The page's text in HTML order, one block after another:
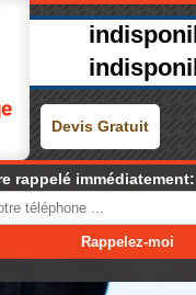
Devis Gratuit
rappelé immédiatement: